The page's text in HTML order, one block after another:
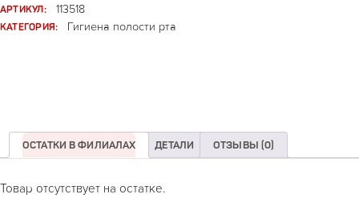
АРТИКУЛ:
113518
КАТЕГОРИЯ:
Гигиена полости рта
ОСТАТКИ В ФИЛИАЛАХ ДЕТАЛИ ОТЗЫВЫ (0)
Товар отсутствует на остатке.